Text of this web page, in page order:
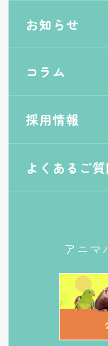
お知らせ
コラム
採用情報
よくあるご質
アニマ